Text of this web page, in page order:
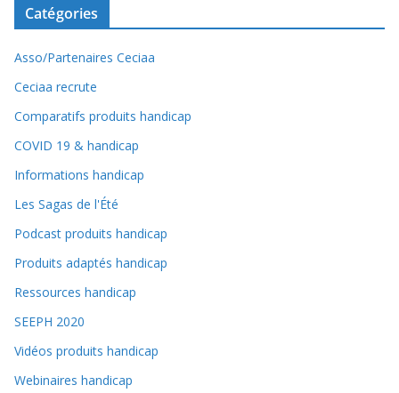
Catégories
Asso/Partenaires Ceciaa
Ceciaa recrute
Comparatifs produits handicap
COVID 19 & handicap
Informations handicap
Les Sagas de l'Été
Podcast produits handicap
Produits adaptés handicap
Ressources handicap
SEEPH 2020
Vidéos produits handicap
Webinaires handicap